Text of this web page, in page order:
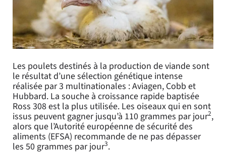
Les poulets destinés à la production de viande sont
le résultat d’une sélection génétique intense
réalisée par 3 multinationales : Aviagen, Cobb et
Hubbard. La souche à croissance rapide baptisée
Ross 308 est la plus utilisée. Les oiseaux qui en sont
issus peuvent gagner jusqu’à 110 grammes par jour2,
alors que l’Autorité européenne de sécurité des
aliments (EFSA) recommande de ne pas dépasser
les 50 grammes par jour3.